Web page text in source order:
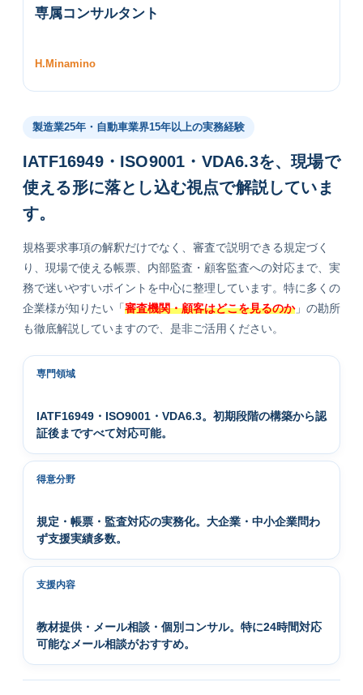
専属コンサルタント
H.Minamino
製造業25年・自動車業界15年以上の実務経験
IATF16949・ISO9001・VDA6.3を、現場で
使える形に落とし込む視点で解説していま
す。
規格要求事項の解釈だけでなく、審査で説明できる規定づく
り、現場で使える帳票、内部監査・顧客監査への対応まで、実
務で迷いやすいポイントを中心に整理しています。特に多くの
企業様が知りたい「 審査機関・顧客はどこを見るのか」の勘所
も徹底解説していますので、是非ご活用ください。
専門領域
IATF16949・ISO9001・VDA6.3。初期段階の構築から認
証後まですべて対応可能。
得意分野
規定・帳票・監査対応の実務化。大企業・中小企業問わ
ず支援実績多数。
支援内容
教材提供・メール相談・個別コンサル。特に24時間対応
可能なメール相談がおすすめ。